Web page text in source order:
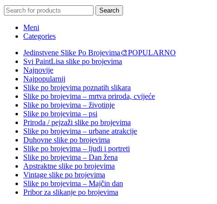
Search
Meni
Categories
Jedinstvene Slike Po Brojevima🎨POPULARNO
Svi PaintLisa slike po brojevima
Najnovije
Najpopularnij
Slike po brojevima poznatih slikara
Slike po brojevima – mrtva priroda, cvijeće
Slike po brojevima – životinje
Slike po brojevima – psi
Priroda / pejzaži slike po brojevima
Slike po brojevima – urbane atrakcije
Duhovne slike po brojevima
Slike po brojevima – ljudi i portreti
Slike po brojevima – Dan žena
Apstraktne slike po brojevima
Vintage slike po brojevima
Slike po brojevima – Majčin dan
Pribor za slikanje po brojevima